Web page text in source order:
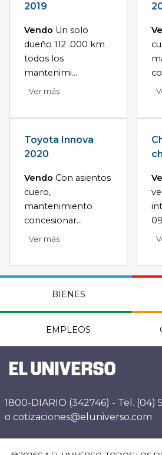
2019
Vendo Un solo
dueño 112 .000 km
todos los
mantenimi...
Ver más
Toyota Innova
2020
Vendo Con asientos
cuero,
mantenimiento
concesionar...
Ver más
BIENES
EMPLEOS
1800-DIARIO (342746) - Tel. (04)
o cotizaciones@eluniverso.com